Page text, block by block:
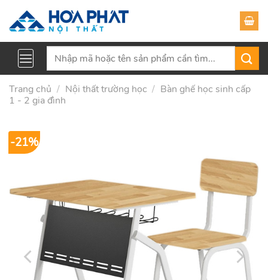
Tìm
Trang chủ / Nội thất trường học / Bàn ghế học sinh cấp
1 - 2 gia đình
-21%